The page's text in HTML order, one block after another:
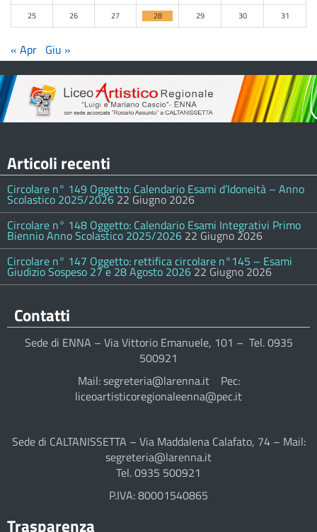
25
26 27 28 29 30 31
« Apr Giu »
Articoli recenti
Circolare n° 149 Oggetto: Calendario Esami d’Idoneità – Anno
Scolastico 2025/2026 22 Giugno 2026
Circolare n° 148 Oggetto: Calendario Esami Integrativi Primo
Biennio Anno Scolastico 2025/2026 22 Giugno 2026
Circolare n° 147 Oggetto: rettifica circolare n°145 – Esami
Giudizio Sospeso 27 e 28 Agosto 2026 22 Giugno 2026
Contatti
Sede di ENNA – Via Vittorio Emanuele, 101 – Tel. 0935
500921
Mail: segreteria@larenna.it Pec:
liceoartisticoregionaleenna@pec.it
Sede di CALTANISSETTA – Via Maddalena Calafato, 74 – Mail:
segreteria@larenna.it
Tel. 0935 500921
P.IVA: 80001540865
Trasparenza